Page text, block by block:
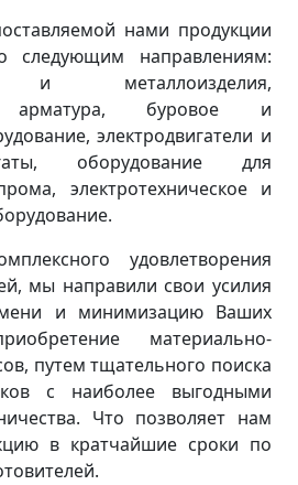
нами продукции
следующим направлениям:
и металлоизделия,
арматура, буровое и
электродвигатели и
оборудование для
электротехническое и
удовлетворения
мы направили свои усилия
и минимизацию Ваших
материально-
путем тщательного поиска
с наиболее выгодными
Что позволяет нам
в кратчайшие сроки по